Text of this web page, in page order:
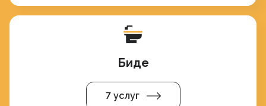
Биде
7 услуг